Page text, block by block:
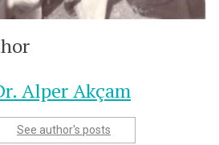
Alper Akçam
See author's posts